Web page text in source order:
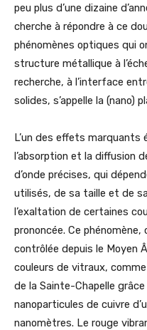
peu plus d’une dizaine
cherche à répondre à ce
phénomènes optiques qui
structure métallique à
recherche, à l’interface
solides, s’appelle la (nano)
L’un des effets marquants
l’absorption et la diffusion
d’onde précises, qui
utilisés, de sa taille et de
l’exaltation de certaines
prononcée. Ce
contrôlée depuis le Moyen
couleurs de vitraux,
de la Sainte-Chapelle
nanoparticules de cuivre
nanomètres. Le rouge